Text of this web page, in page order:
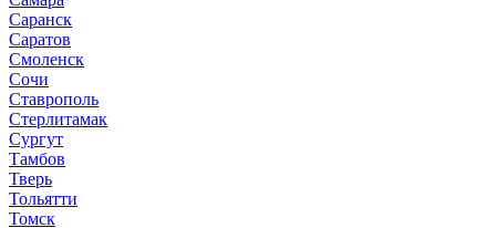
Саранск
Саратов
Смоленск
Сочи
Ставрополь
Стерлитамак
Сургут
Тамбов
Тверь
Тольятти
Томск